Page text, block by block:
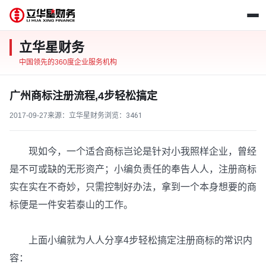
立华星财务
中国领先的360度企业服务机构
广州商标注册流程,4步轻松搞定
2017-09-27来源：立华星财务浏览： 3461
现如今，一个适合商标岂论是针对小我照样企业，曾经
是不可或缺的无形资产；小编负责任的奉告人人，注册商标
实在实在不奇妙，只需控制好办法，拿到一个本身想要的商
标便是一件安若泰山的工作。
上面小编就为人人分享4步轻松搞定注册商标的常识内
容：